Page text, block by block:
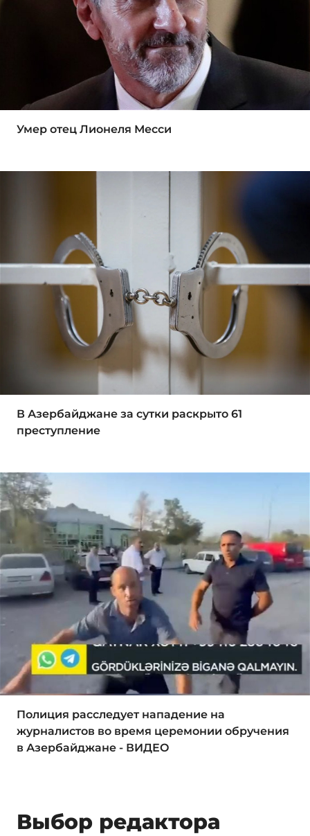
Умер отец Лионеля Месси
В Азербайджане за сутки раскрыто 61
преступление
Полиция расследует нападение на
журналистов во время церемонии обручения
в Азербайджане - ВИДЕО
Выбор редактора